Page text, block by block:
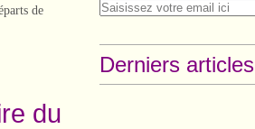
de
du
Derniers articles